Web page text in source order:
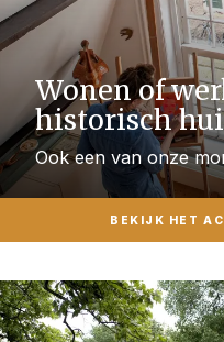
Wonen of
historisch
Ook een van onze
BEKIJK HET